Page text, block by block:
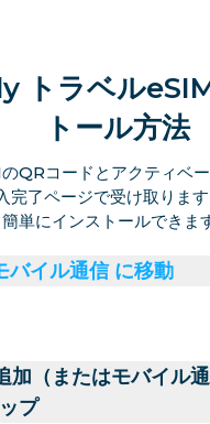
トラベル
トール方法
QRコードとアクティベ
完了ページで受け取りま
簡単にインストールできま
イル通信 に移動
加（またはモバイル
プ